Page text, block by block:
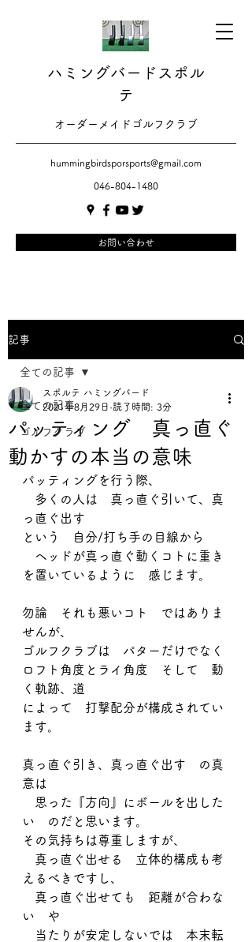
ハミングバードスポル
テ
​​オーダーメイドゴルフクラブ
hummingbirdsporsports@gmail.com
046-804-1480
お問い合わせ
記事
全ての記事
ゴルフクラブ
全ての記事
パッティング 真っ直ぐ
動かすの本当の意味
スポルテ ハミングバード
2021年8月29日 読了時間: 3分
パッティングを行う際、
多くの人は　真っ直ぐ引いて、真
っ直ぐ出す
という　自分/打ち手の目線から
ヘッドが真っ直ぐ動くコトに重き
を置いているように　感じます。
勿論　それも悪いコト　ではありま
せんが、
ゴルフクラブは　パターだけでなく
ロフト角度とライ角度　そして　動
く軌跡、道
によって　打撃配分が構成されてい
ます。
真っ直ぐ引き、真っ直ぐ出す　の真
意は
思った『方向』にボールを出した
い　のだと思います。
その気持ちは尊重しますが、
真っ直ぐ出せる　立体的構成も考
えるべきですし、
真っ直ぐ出せても　距離が合わな
い　や
当たりが安定しないでは　本末転